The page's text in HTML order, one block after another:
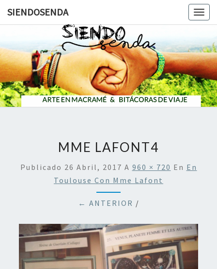
SIENDOSENDA
MME LAFONT4
Publicado 26 Abril, 2017 A 960 × 720 En En
Toulouse Con Mme Lafont
← ANTERIOR /